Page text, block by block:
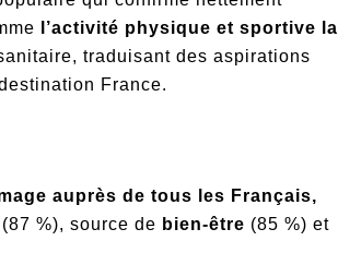
l’activité physique et sportive la
traduisant des aspirations
France.
auprès de tous les Français,
%), source de bien-être (85 %) et